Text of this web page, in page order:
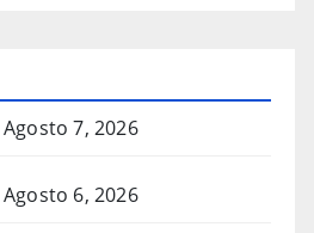
Agosto 7, 2026
Agosto 6, 2026